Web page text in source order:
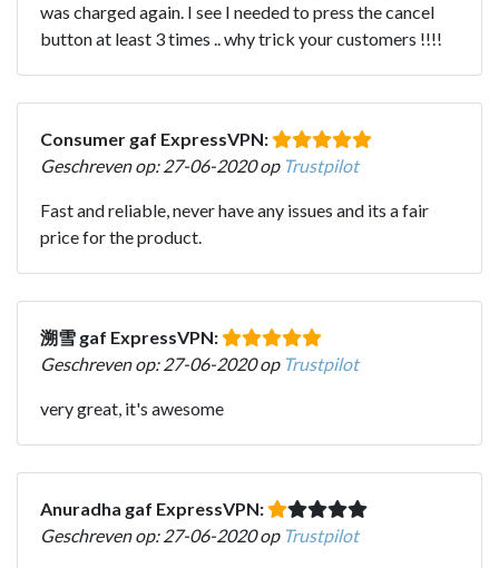
was charged again. I see I needed to press the cancel
button at least 3 times .. why trick your customers !!!!
Consumer gaf ExpressVPN:
Geschreven op: 27-06-2020 op Trustpilot
Fast and reliable, never have any issues and its a fair
price for the product.
溯雪 gaf ExpressVPN:
Geschreven op: 27-06-2020 op Trustpilot
very great, it's awesome
Anuradha gaf ExpressVPN:
Geschreven op: 27-06-2020 op Trustpilot